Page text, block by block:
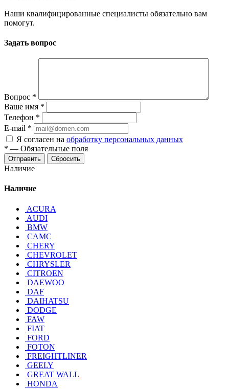
Наши квалифицированные специалисты обязательно вам
помогут.
Задать вопрос
Вопрос *
Ваше имя *
Телефон *
E-mail *
Я согласен на обработку персональных данных
* — Обязательные поля
Отправить Сбросить
Наличие
Наличие
ACURA
AUDI
BMW
CAMC
CHERY
CHEVROLET
CHRYSLER
CITROEN
DAEWOO
DAF
DAIHATSU
DODGE
FAW
FIAT
FORD
FOTON
FREIGHTLINER
GEELY
GREAT WALL
HONDA